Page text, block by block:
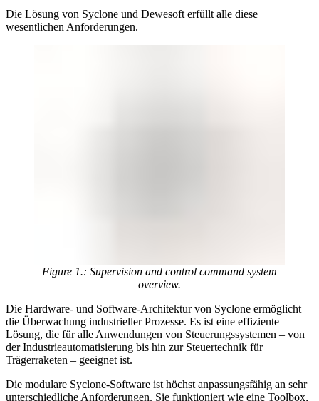
Die Lösung von Syclone und Dewesoft erfüllt alle diese
wesentlichen Anforderungen.
Figure 1.: Supervision and control command system
overview.
Die Hardware- und Software-Architektur von Syclone ermöglicht
die Überwachung industrieller Prozesse. Es ist eine effiziente
Lösung, die für alle Anwendungen von Steuerungssystemen – von
der Industrieautomatisierung bis hin zur Steuertechnik für
Trägerraketen – geeignet ist.
Die modulare Syclone-Software ist höchst anpassungsfähig an sehr
unterschiedliche Anforderungen. Sie funktioniert wie eine Toolbox,